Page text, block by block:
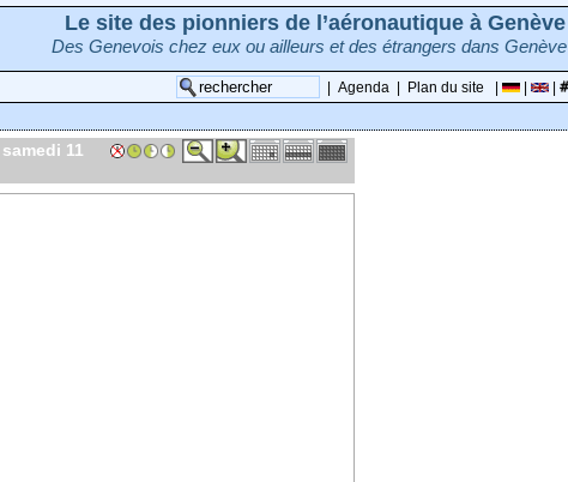
Le site des pionniers de l’aéronautique à Genève
Des Genevois chez eux ou ailleurs et des étrangers dans Genève
Agenda Plan du site
samedi 11